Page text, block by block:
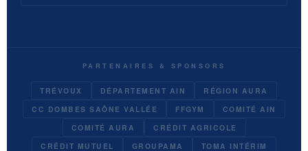
PARTENAIRES & SPONSORS
TRÉVOUX DÉPARTEMENT AIN
RÉGION AURA
CC DOMBES SAÔNE VALLÉE
FFGYM
COMITÉ AIN
COMITÉ AURA
CRÉDIT AGRICOLE
CRÉDIT MUTUEL
GROUPAMA TOMA INTÉRIM